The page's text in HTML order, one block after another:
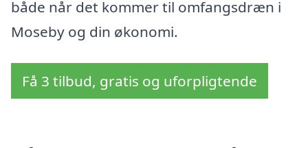
både når det kommer til omfangsdræn i
Moseby og din økonomi.
Få 3 tilbud, gratis og uforpligtende